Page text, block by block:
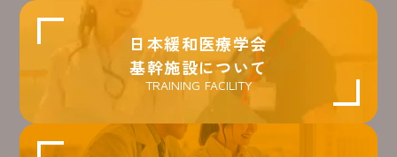
日本緩和医療学会
基幹施設について
TRAINING FACILITY